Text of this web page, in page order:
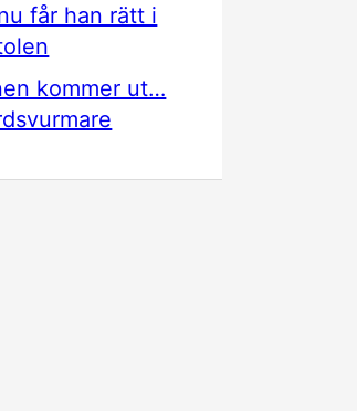
får han rätt i
kommer ut…